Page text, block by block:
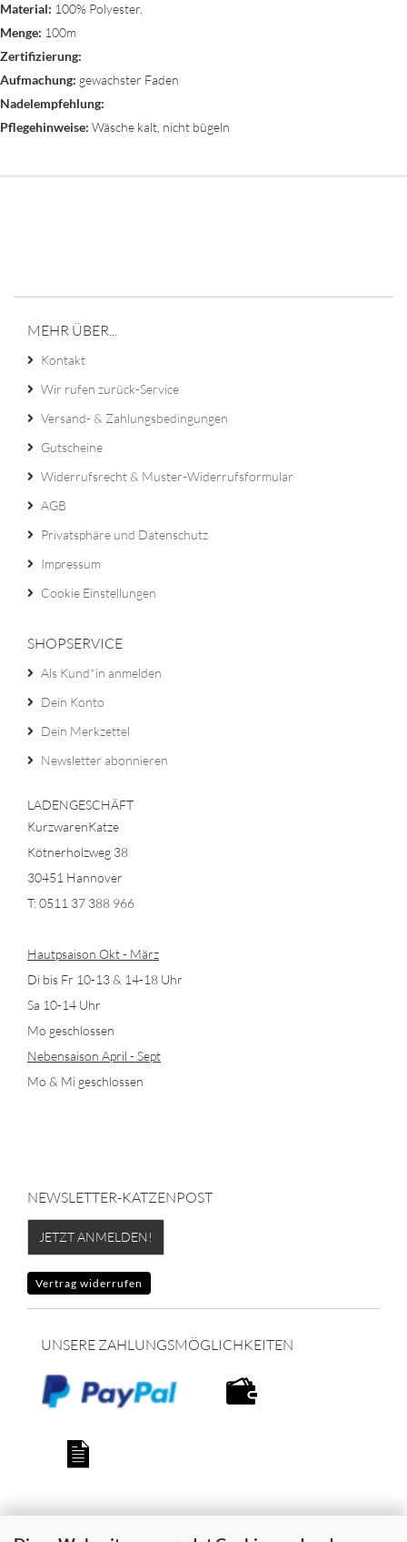
Material: 100% Polyester,
Menge: 100m
Zertifizierung:
Aufmachung: gewachster Faden
Nadelempfehlung:
Pflegehinweise: Wäsche kalt, nicht bügeln
MEHR ÜBER...
Kontakt
Wir rufen zurück-Service
Versand- & Zahlungsbedingungen
Gutscheine
Widerrufsrecht & Muster-Widerrufsformular
AGB
Privatsphäre und Datenschutz
Impressum
Cookie Einstellungen
SHOPSERVICE
Als Kund*in anmelden
Dein Konto
Dein Merkzettel
Newsletter abonnieren
LADENGESCHÄFT
KurzwarenKatze
Kötnerholzweg 38
30451 Hannover
T: 0511 37 388 966
Hautpsaison Okt - März
Di bis Fr 10-13 & 14-18 Uhr
Sa 10-14 Uhr
Mo geschlossen
Nebensaison April - Sept
Mo & Mi geschlossen
NEWSLETTER-KATZENPOST
JETZT ANMELDEN!
Vertrag widerrufen
UNSERE ZAHLUNGSMÖGLICHKEITEN